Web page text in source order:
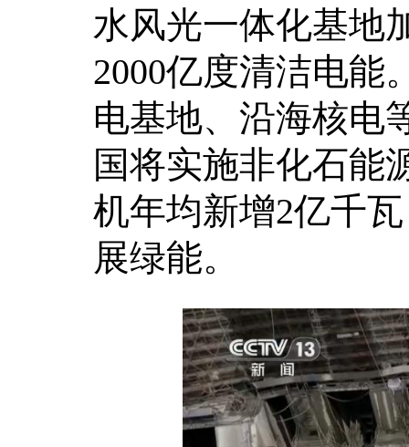
水风光一体化基地
2000亿度清洁电能
电基地、沿海核电
国将实施非化石能
机年均新增2亿千
展绿能。